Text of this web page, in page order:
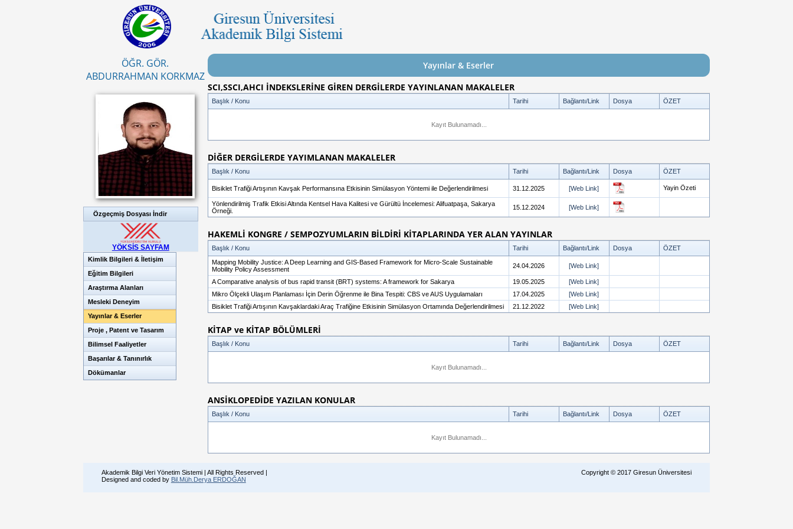
ÖĞR. GÖR.
ABDURRAHMAN KORKMAZ
Özgeçmiş Dosyası İndir
YÖKSİS SAYFAM
Kimlik Bilgileri & İletişim
Eğitim Bilgileri
Araştırma Alanları
Mesleki Deneyim
Yayınlar & Eserler
Proje , Patent ve Tasarım
Bilimsel Faaliyetler
Başarılar & Tanınırlık
Dökümanlar
Yayınlar & Eserler
SCI,SSCI,AHCI İNDEKSLERİNE GİREN DERGİLERDE YAYINLANAN MAKALELER
Başlık / Konu Tarihi Bağlantı/Link Dosya ÖZET
Kayıt Bulunamadı...
DİĞER DERGİLERDE YAYIMLANAN MAKALELER
Başlık / Konu Tarihi Bağlantı/Link Dosya ÖZET
Bisiklet Trafiği Artışının Kavşak Performansına Etkisinin Simülasyon Yöntemi ile Değerlendirilmesi 31.12.2025 [Web Link] Yayin Özeti
Yönlendirilmiş Trafik Etkisi Altında Kentsel Hava Kalitesi ve Gürültü İncelemesi: Alifuatpaşa, Sakarya
Örneği.
15.12.2024 [Web Link]
HAKEMLİ KONGRE / SEMPOZYUMLARIN BİLDİRİ KİTAPLARINDA YER ALAN YAYINLAR
Başlık / Konu Tarihi Bağlantı/Link Dosya
ÖZET
Mapping Mobility Justice: A Deep Learning and GIS-Based Framework for Micro-Scale Sustainable
Mobility Policy Assessment
24.04.2026 [Web Link]
A Comparative analysis of bus rapid transit (BRT) systems: A framework for Sakarya 19.05.2025
[Web Link]
Mikro Ölçekli Ulaşım Planlaması İçin Derin Öğrenme ile Bina Tespiti: CBS ve AUS Uygulamaları
17.04.2025
[Web Link]
Bisiklet Trafiği Artışının Kavşaklardaki Araç Trafiğine Etkisinin Simülasyon Ortamında Değerlendirilmesi
21.12.2022 [Web Link]
KİTAP ve KİTAP BÖLÜMLERİ
Başlık / Konu Tarihi Bağlantı/Link Dosya ÖZET
Kayıt Bulunamadı...
ANSİKLOPEDİDE YAZILAN KONULAR
Başlık / Konu Tarihi Bağlantı/Link Dosya ÖZET
Kayıt Bulunamadı...
Akademik Bilgi Veri Yönetim Sistemi | All Rights Reserved |
Designed and coded by Bil.Müh.Derya ERDOĞAN
Copyright © 2017 Giresun Üniversitesi